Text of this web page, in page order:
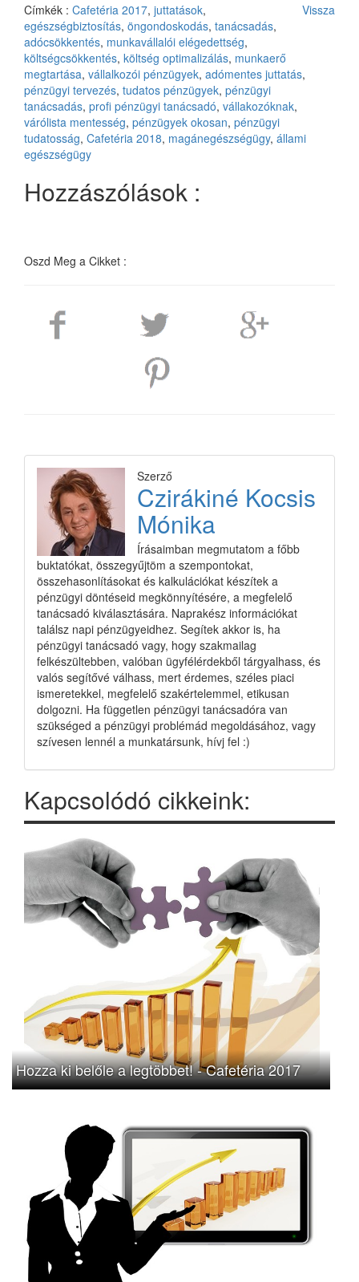
Vissza
Címkék : Cafetéria 2017, juttatások,
egészségbiztosítás, öngondoskodás, tanácsadás,
adócsökkentés, munkavállalói elégedettség,
költségcsökkentés, költség optimalizálás, munkaerő
megtartása, vállalkozói pénzügyek, adómentes juttatás,
pénzügyi tervezés, tudatos pénzügyek, pénzügyi
tanácsadás, profi pénzügyi tanácsadó, vállakozóknak,
várólista mentesség, pénzügyek okosan, pénzügyi
tudatosság, Cafetéria 2018, magánegészségügy, állami
egészségügy
Hozzászólások :
Oszd Meg a Cikket :
Szerző
Czirákiné Kocsis
Mónika
Írásaimban megmutatom a főbb
buktatókat, összegyűjtöm a szempontokat,
összehasonlításokat és kalkulációkat készítek a
pénzügyi döntéseid megkönnyítésére, a megfelelő
tanácsadó kiválasztására. Naprakész információkat
találsz napi pénzügyeidhez. Segítek akkor is, ha
pénzügyi tanácsadó vagy, hogy szakmailag
felkészültebben, valóban ügyfélérdekből tárgyalhass, és
valós segítővé válhass, mert érdemes, széles piaci
ismeretekkel, megfelelő szakértelemmel, etikusan
dolgozni. Ha független pénzügyi tanácsadóra van
szükséged a pénzügyi problémád megoldásához, vagy
szívesen lennél a munkatársunk, hívj fel :)
Kapcsolódó cikkeink:
Hozza ki belőle a legtöbbet! - Cafetéria 2017